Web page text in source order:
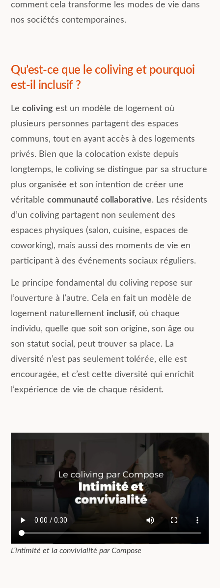
comment cela transforme les modes de vie dans
nos sociétés contemporaines.
Qu’est-ce que le coliving et pourquoi
est-il inclusif ?
Lecoliving est un modèle de logement où
plusieurs personnes partagent des espaces
communs, tout en ayant accès à des logements
privés. Bien que la colocation existe depuis
longtemps, le coliving se distingue par sa structure
plus organisée et son intention de créer une
véritablecommunauté collaborative. Les résidents
d’un coliving partagent non seulement des
espaces physiques (salon, cuisine, espaces de
coworking), mais aussi des moments de vie en
participant à des événements sociaux réguliers.
Le principe fondamental du coliving repose sur
l’ouverture à l’autre. Cela en fait un modèle de
logement naturellement inclusif, où chaque
individu, quelle que soit son origine, son âge ou
son statut social, peut trouver sa place. La
diversité n’est pas seulement tolérée, elle est
encouragée, et c’est cette diversité qui enrichit
l’expérience de vie de chaque résident.
L’intimité et la convivialité par Compose